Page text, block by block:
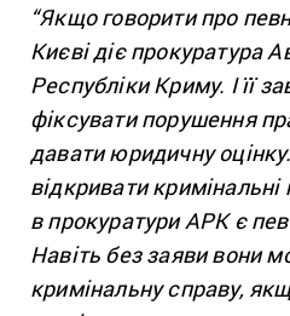
“Якщо говорити про
Києві діє прокуратура
Республіки Криму. І її
фіксувати порушення
давати юридичну
відкривати
в прокуратури АРК є
Навіть без заяви вони
кримінальну справу,